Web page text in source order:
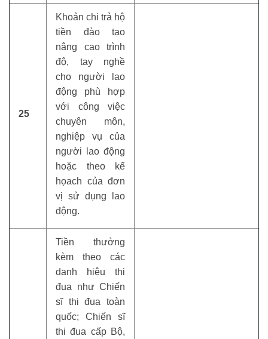
25
Khoản chi trả hộ
tiền đào tạo
nâng cao trình
độ, tay nghề
cho người lao
động phù hợp
với công việc
chuyên môn,
nghiệp vụ của
người lao động
hoặc theo kế
họach của đơn
vị sử dụng lao
động.
Tiền thưởng
kèm theo các
danh hiệu thi
đua như Chiến
sĩ thi đua toàn
quốc; Chiến sĩ
thi đua cấp Bộ,